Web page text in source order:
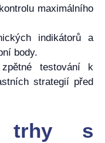
maximálního
indikátorů a
body.
testování k
strategií před
trhy s